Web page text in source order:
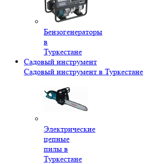
Бензогенераторы
в
Туркестане
Садовый инструмент
Садовый инструмент в Туркестане
Электрические
цепные
пилы в
Туркестане